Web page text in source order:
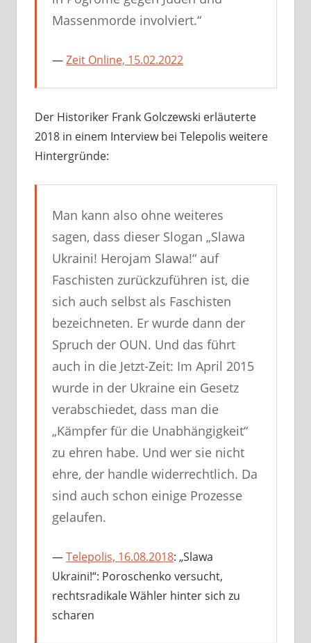
Massenmorde involviert.“
Zeit Online, 15.02.2022
Der Historiker Frank Golczewski erläuterte
2018 in einem Interview bei Telepolis weitere
Hintergründe:
Man kann also ohne weiteres
sagen, dass dieser Slogan „Slawa
Ukraini! Herojam Slawa!“ auf
Faschisten zurückzuführen ist, die
sich auch selbst als Faschisten
bezeichneten. Er wurde dann der
Spruch der OUN. Und das führt
auch in die Jetzt-Zeit: Im April 2015
wurde in der Ukraine ein Gesetz
verabschiedet, dass man die
„Kämpfer für die Unabhängigkeit“
zu ehren habe. Und wer sie nicht
ehre, der handle widerrechtlich. Da
sind auch schon einige Prozesse
gelaufen.
Telepolis, 16.08.2018: „Slawa
Ukraini!“: Poroschenko versucht,
rechtsradikale Wähler hinter sich zu
scharen